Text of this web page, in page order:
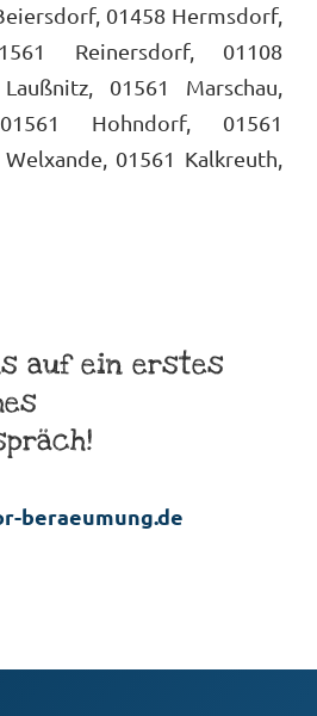
01458 Hermsdorf,
Reinersdorf, 01108
01561 Marschau,
Hohndorf, 01561
01561 Kalkreuth,
auf ein erstes
beraeumung.de